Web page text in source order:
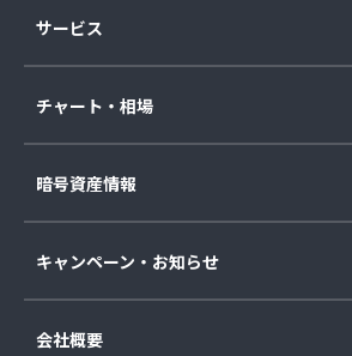
サービス
チャート・相場
暗号資産情報
キャンペーン・お知らせ
会社概要